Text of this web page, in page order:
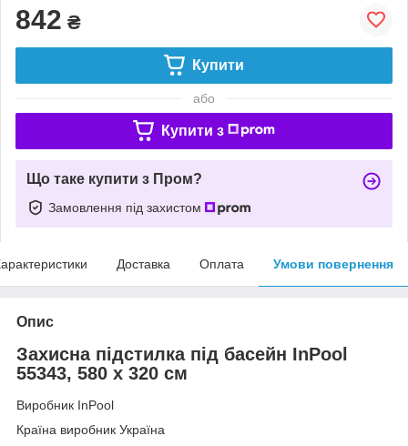
842 ₴
Купити
або
Купити з
Що таке купити з Пром?
Замовлення під захистом
Доставка Оплата Умови повернення
Опис
Захисна підстилка під басейн InPool
55343, 580 х 320 см
Виробник InPool
Країна виробник Україна